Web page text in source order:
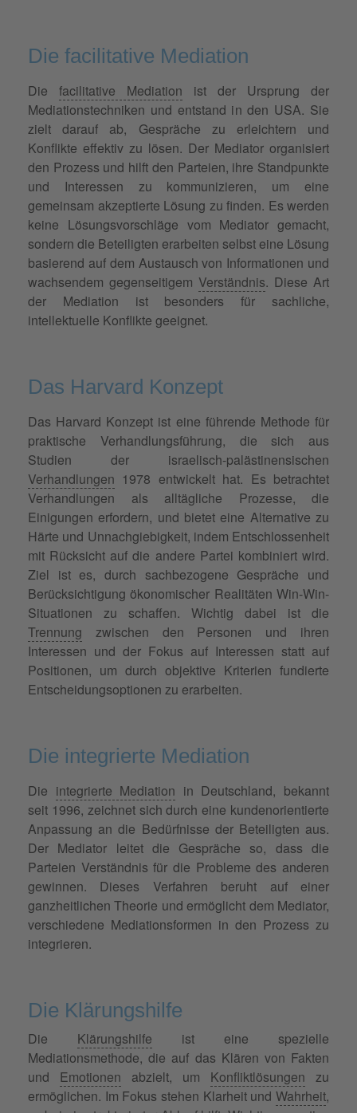
Die facilitative Mediation
Die facilitative Mediation ist der Ursprung der
Mediationstechniken und entstand in den USA. Sie
zielt darauf ab, Gespräche zu erleichtern und
Konflikte effektiv zu lösen. Der Mediator organisiert
den Prozess und hilft den Parteien, ihre Standpunkte
und Interessen zu kommunizieren, um eine
gemeinsam akzeptierte Lösung zu finden. Es werden
keine Lösungsvorschläge vom Mediator gemacht,
sondern die Beteiligten erarbeiten selbst eine Lösung
basierend auf dem Austausch von Informationen und
wachsendem gegenseitigem Verständnis. Diese Art
der Mediation ist besonders für sachliche,
intellektuelle Konflikte geeignet.
Das Harvard Konzept
Das Harvard Konzept ist eine führende Methode für
praktische Verhandlungsführung, die sich aus
Studien der israelisch-palästinensischen
Verhandlungen 1978 entwickelt hat. Es betrachtet
Verhandlungen als alltägliche Prozesse, die
Einigungen erfordern, und bietet eine Alternative zu
Härte und Unnachgiebigkeit, indem Entschlossenheit
mit Rücksicht auf die andere Partei kombiniert wird.
Ziel ist es, durch sachbezogene Gespräche und
Berücksichtigung ökonomischer Realitäten Win-Win-
Situationen zu schaffen. Wichtig dabei ist die
Trennung zwischen den Personen und ihren
Interessen und der Fokus auf Interessen statt auf
Positionen, um durch objektive Kriterien fundierte
Entscheidungsoptionen zu erarbeiten.
Die integrierte Mediation
Die integrierte Mediation in Deutschland, bekannt
seit 1996, zeichnet sich durch eine kundenorientierte
Anpassung an die Bedürfnisse der Beteiligten aus.
Der Mediator leitet die Gespräche so, dass die
Parteien Verständnis für die Probleme des anderen
gewinnen. Dieses Verfahren beruht auf einer
ganzheitlichen Theorie und ermöglicht dem Mediator,
verschiedene Mediationsformen in den Prozess zu
integrieren.
Die Klärungshilfe
Die Klärungshilfe ist eine spezielle
Mediationsmethode, die auf das Klären von Fakten
und Emotionen abzielt, um Konfliktlösungen zu
ermöglichen. Im Fokus stehen Klarheit und Wahrheit,